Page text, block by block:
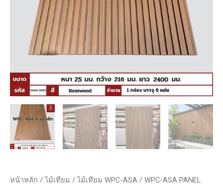
หน้าหลัก /ไม้เทียม /ไม้เทียม WPC-ASA / WPC-ASA PANEL